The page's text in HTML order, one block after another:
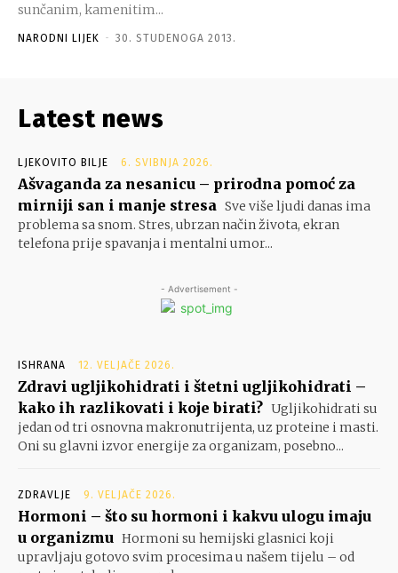
sunčanim, kamenitim...
NARODNI LIJEK - 30. STUDENOGA 2013.
Latest news
LJEKOVITO BILJE 6. SVIBNJA 2026.
Ašvaganda za nesanicu – prirodna pomoć za
mirniji san i manje stresa Sve više ljudi danas ima
problema sa snom. Stres, ubrzan način života, ekran
telefona prije spavanja i mentalni umor...
- Advertisement -
ISHRANA 12. VELJAČE 2026.
Zdravi ugljikohidrati i štetni ugljikohidrati –
kako ih razlikovati i koje birati? Ugljikohidrati su
jedan od tri osnovna makronutrijenta, uz proteine i masti.
Oni su glavni izvor energije za organizam, posebno...
ZDRAVLJE 9. VELJAČE 2026.
Hormoni – što su hormoni i kakvu ulogu imaju
u organizmu Hormoni su hemijski glasnici koji
upravljaju gotovo svim procesima u našem tijelu – od